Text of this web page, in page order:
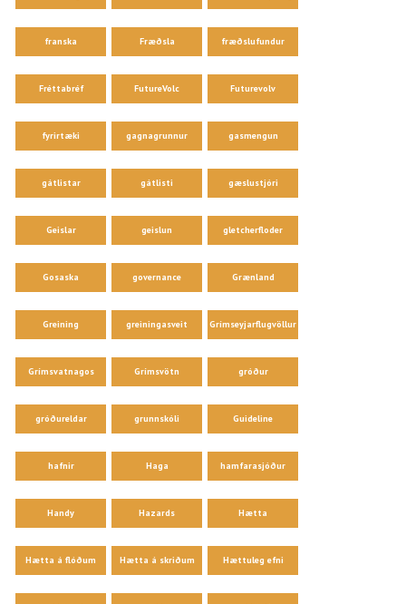
franska Fræðsla fræðslufundur
Fréttabréf FutureVolc Futurevolv
fyrirtæki gagnagrunnur gasmengun
gátlistar gátlisti gæslustjóri
Geislar geislun gletcherfloder
Gosaska governance Grænland
Greining greiningasveit Grímseyjarflugvöllur
Grímsvatnagos Grímsvötn gróður
gróðureldar grunnskóli Guideline
hafnir Haga hamfarasjóður
Handy Hazards Hætta
Hætta á flóðum Hætta á skriðum Hættuleg efni